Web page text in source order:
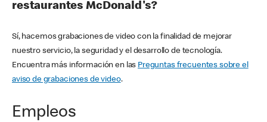
restaurantes McDonald's?
Sí, hacemos grabaciones de video con la finalidad de mejorar
nuestro servicio, la seguridad y el desarrollo de tecnología.
Encuentra más información en las Preguntas frecuentes sobre el
aviso de grabaciones de video.
Empleos